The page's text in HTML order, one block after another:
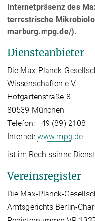
Internetpräsenz des
terrestrische
marburg.mpg.de/).
Diensteanbieter
Die Max-Planck-
Wissenschaften e.V.
Hofgartenstraße 8
80539 München
Telefon: +49 (89) 2108 –
Internet: www.mpg.de
ist im Rechtssinne
Vereinsregister
Die Max-Planck-
Amtsgerichts Berlin-